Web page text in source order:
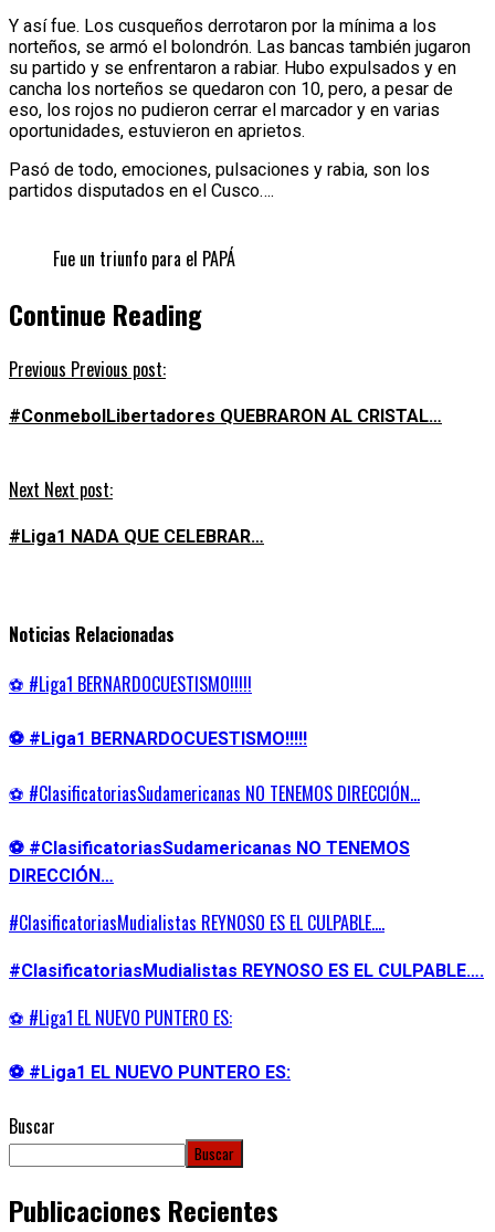
Y así fue. Los cusqueños derrotaron por la mínima a los
norteños, se armó el bolondrón. Las bancas también jugaron
su partido y se enfrentaron a rabiar. Hubo expulsados y en
cancha los norteños se quedaron con 10, pero, a pesar de
eso, los rojos no pudieron cerrar el marcador y en varias
oportunidades, estuvieron en aprietos.
Pasó de todo, emociones, pulsaciones y rabia, son los
partidos disputados en el Cusco….
Fue un triunfo para el PAPÁ
Continue Reading
Previous Previous post:
#ConmebolLibertadores QUEBRARON AL CRISTAL…
Next Next post:
#Liga1 NADA QUE CELEBRAR…
Noticias Relacionadas
⚽ #Liga1 BERNARDOCUESTISMO!!!!!
⚽ #Liga1 BERNARDOCUESTISMO!!!!!
⚽ #ClasificatoriasSudamericanas NO TENEMOS DIRECCIÓN…
⚽ #ClasificatoriasSudamericanas NO TENEMOS
DIRECCIÓN…
#ClasificatoriasMudialistas REYNOSO ES EL CULPABLE….
#ClasificatoriasMudialistas REYNOSO ES EL CULPABLE….
⚽ #Liga1 EL NUEVO PUNTERO ES:
⚽ #Liga1 EL NUEVO PUNTERO ES:
Buscar
Buscar
Publicaciones Recientes